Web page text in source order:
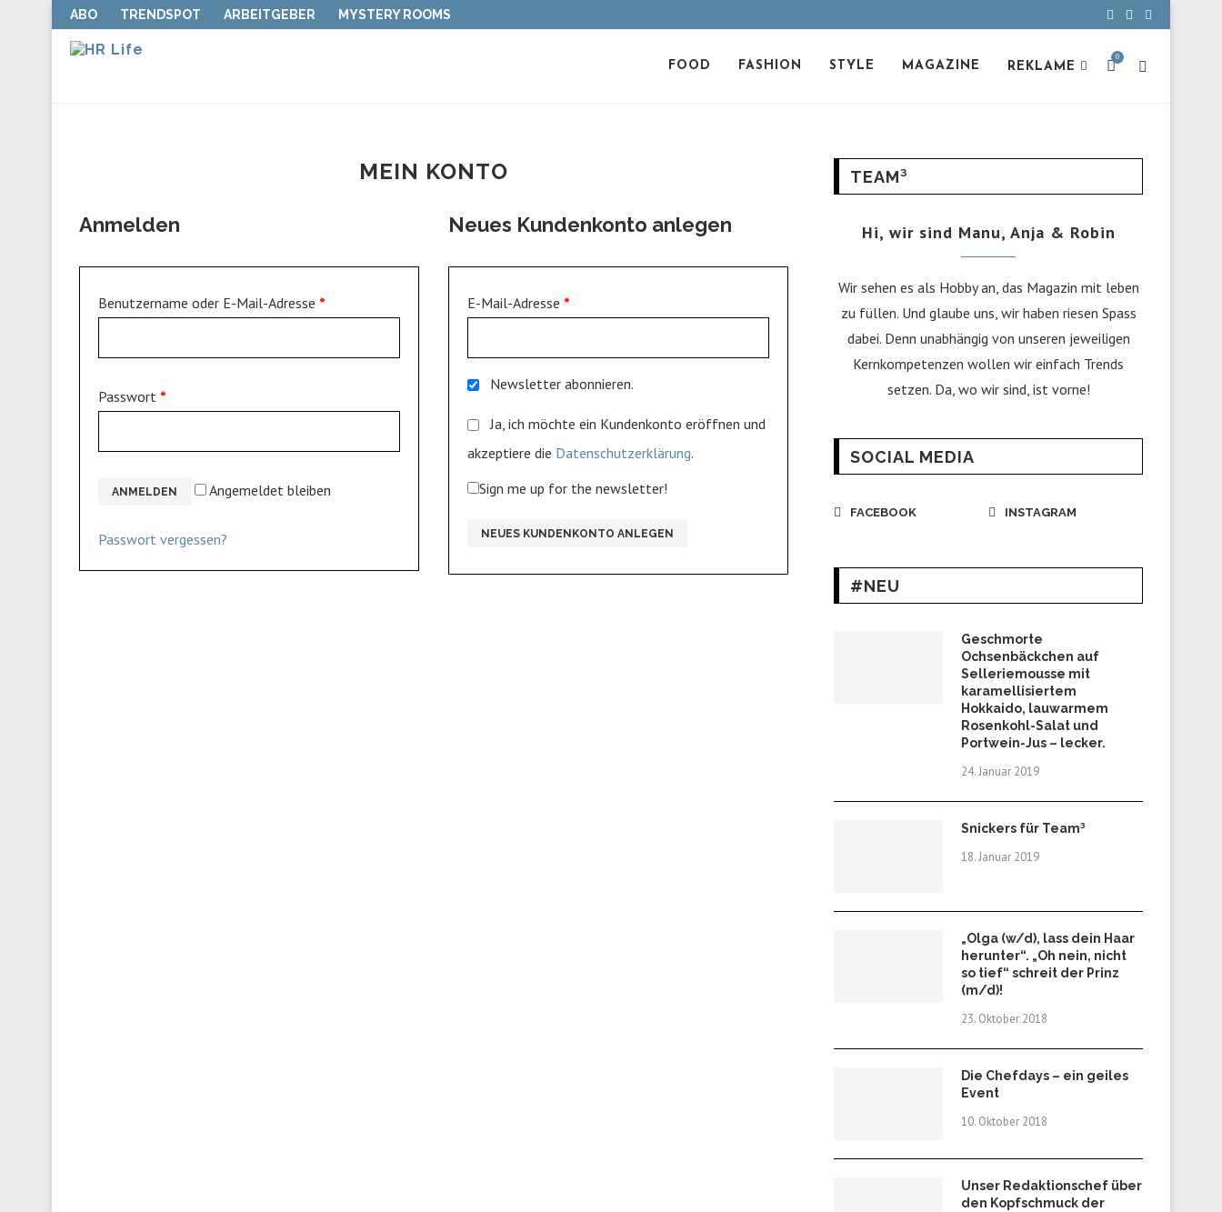
ABO TRENDSPOT ARBEITGEBER MYSTERY ROOMS
FOOD FASHION STYLE MAGAZINE REKLAME
0
MEIN KONTO
Anmelden
Benutzername oder E-Mail-Adresse *
Passwort *
ANMELDEN Angemeldet bleiben
Passwort vergessen?
Neues Kundenkonto anlegen
E-Mail-Adresse *
Newsletter abonnieren.
Ja, ich möchte ein Kundenkonto eröffnen und
akzeptiere die Datenschutzerklärung.
Sign me up for the newsletter!
NEUES KUNDENKONTO ANLEGEN
TEAM³
Hi, wir sind Manu, Anja & Robin
Wir sehen es als Hobby an, das Magazin mit leben
zu füllen. Und glaube uns, wir haben riesen Spass
dabei. Denn unabhängig von unseren jeweiligen
Kernkompetenzen wollen wir einfach Trends
setzen. Da, wo wir sind, ist vorne!
SOCIAL MEDIA
FACEBOOK INSTAGRAM
#NEU
Geschmorte
Ochsenbäckchen auf
Selleriemousse mit
karamellisiertem
Hokkaido, lauwarmem
Rosenkohl-Salat und
Portwein-Jus – lecker.
24. Januar 2019
Snickers für Team³
18. Januar 2019
„Olga (w/d), lass dein Haar
herunter“. „Oh nein, nicht
so tief“ schreit der Prinz
(m/d)!
23. Oktober 2018
Die Chefdays – ein geiles
Event
10. Oktober 2018
Unser Redaktionschef über
den Kopfschmuck der